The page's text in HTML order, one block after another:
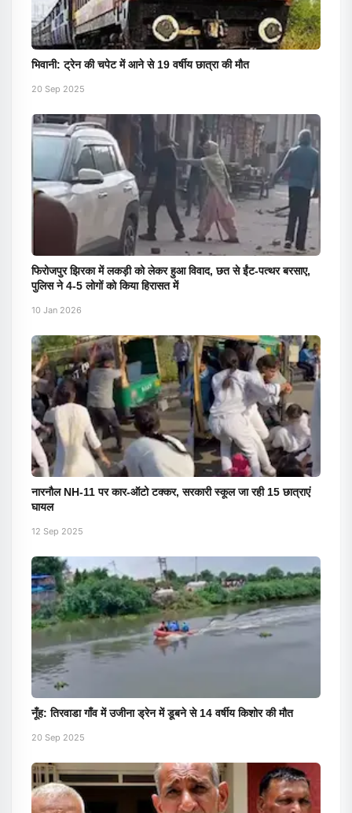
भिवानी: ट्रेन की चपेट में आने से 19 वर्षीय छात्रा की मौत
20 Sep 2025
फिरोजपुर झिरका में लकड़ी को लेकर हुआ विवाद, छत से ईंट-पत्थर बरसाए,
पुलिस ने 4-5 लोगों को किया हिरासत में
10 Jan 2026
नारनौल NH-11 पर कार-ऑटो टक्कर, सरकारी स्कूल जा रही 15 छात्राएं
घायल
12 Sep 2025
नूँह: तिरवाडा गाँव में उजीना ड्रेन में डूबने से 14 वर्षीय किशोर की मौत
20 Sep 2025